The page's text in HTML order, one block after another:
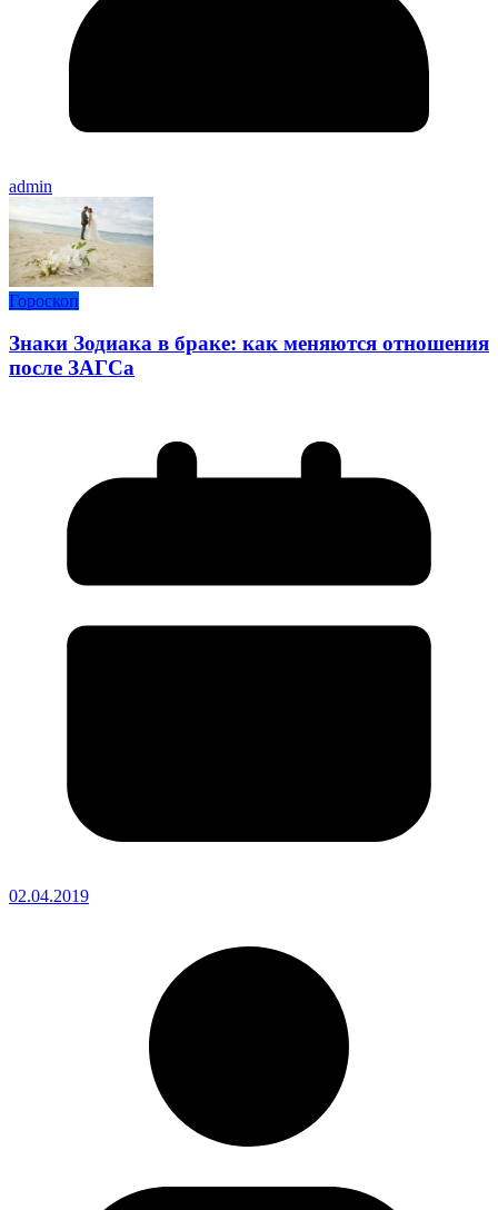
admin
Гороскоп
Знаки Зодиака в браке: как меняются отношения
после ЗАГСа
02.04.2019